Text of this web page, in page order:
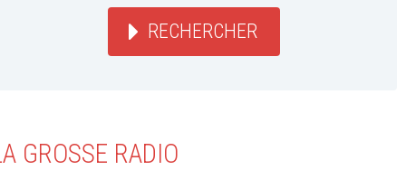
RECHERCHER
GROSSE RADIO